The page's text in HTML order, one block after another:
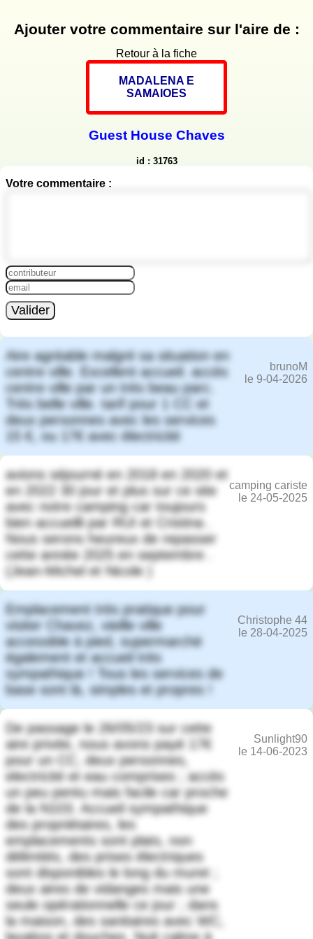
Ajouter votre commentaire sur l'aire de :
Retour à la fiche
MADALENA E
SAMAIOES
Guest House Chaves
id : 31763
Votre commentaire :
Valider
Aire agréable malgré sa situation en
centre ville. Excellent accueil. accès
centre ville par un très beau parc.
Très belle ville. tarif pour 1 CC et
deux personnes avec les services
15 €, ou 17€ avec électricité
brunoM
le 9-04-2026
avions séjourné en 2018 en 2020 et
en 2022 30 jour et plus sur ce site
avec notre camping car toujours
bien accueilli par RUI et Cristina .
Nous serons heureux de repasser
cette année 2025 en septembre .
(Jean-Michel et Nicole )
camping cariste
le 24-05-2025
Emplacement très pratique pour
visiter Chavez, vieille ville
accessible à pied, supermarché
également et accueil très
sympathique ! Tous les services de
base sont là, simples et propres !
Christophe 44
le 28-04-2025
De passage le 26/05/23 sur cette
aire privée, nous avons payé 17€
pour un CC, deux personnes,
electricité et eau comprises ; accès
un peu pentu mais facile car proche
de la N103. Accueil sympathique
des propriétaires, les
emplacements sont plats, non
délimités, des prises électriques
sont disponibles le long du muret ;
deux aires de vidanges mais une
seule opérationnelle ce jour ; dans
la maison, des sanitaires avec WC,
Sunlight90
le 14-06-2023